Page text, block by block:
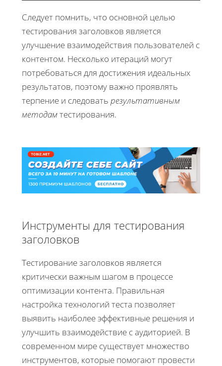
Следует помнить, что основной целью
тестирования заголовков является
улучшение взаимодействия пользователей с
контентом. Несколько итераций могут
потребоваться для достижения идеальных
результатов, поэтому важно проявлять
терпение и следовать результативным
методамтестирования.
Инструменты для тестирования
заголовков
Тестирование заголовков является
критически важным шагом в процессе
оптимизации контента. Правильная
настройка технологий теста позволяет
выявить наиболее эффективные решения и
улучшить взаимодействие с аудиторией. В
современном мире существует множество
инструментов, которые помогают провести